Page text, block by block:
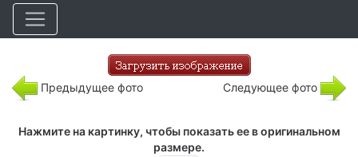
Предыдущее фото Следующее фото
Нажмите на картинку, чтобы показать ее в оригинальном
размере.